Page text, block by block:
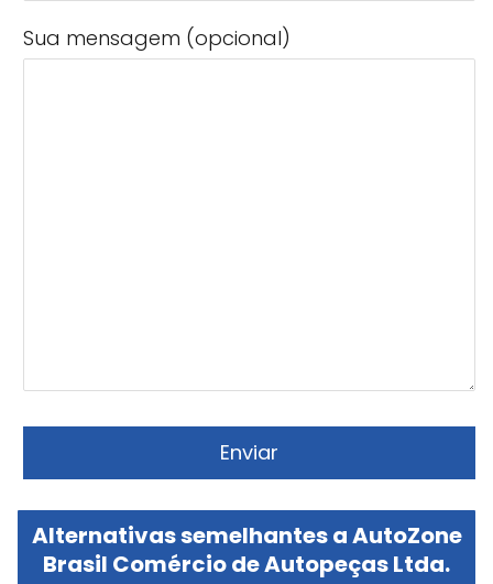
Sua mensagem (opcional)
Alternativas semelhantes a AutoZone
Brasil Comércio de Autopeças Ltda.